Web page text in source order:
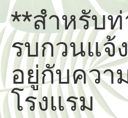
**สำหรับท่
รบกวนแจ้
อยู่กับควา
โรงแรม